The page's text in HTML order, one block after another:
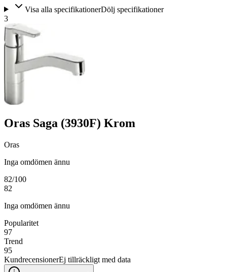
Visa alla specifikationerDölj specifikationer
3
Oras Saga (3930F) Krom
Oras
Inga omdömen ännu
82/100
82
Inga omdömen ännu
Popularitet
97
Trend
95
KundrecensionerEj tillräckligt med data